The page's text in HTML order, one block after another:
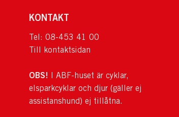
KONTAKT
Tel: 08-453 41 00
Till kontaktsidan
OBS! I ABF-huset är cyklar,
elsparkcyklar och djur (gäller ej
assistanshund) ej tillåtna.